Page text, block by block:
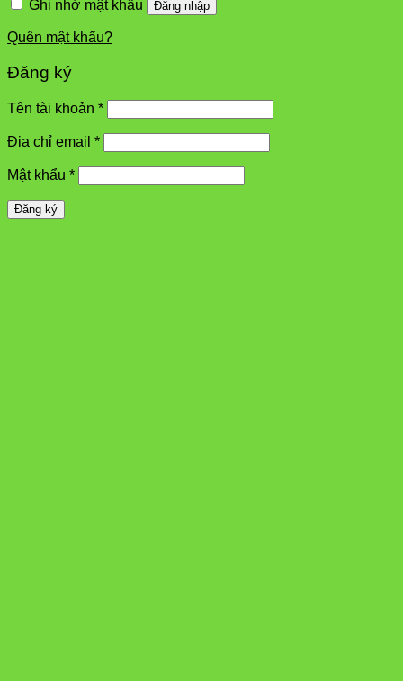
Ghi nhớ mật khẩu Đăng nhập
Quên mật khẩu?
Đăng ký
Tên tài khoản *
Địa chỉ email *
Mật khẩu *
Đăng ký